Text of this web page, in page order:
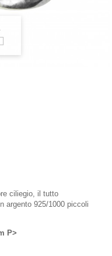
ciliegio, il tutto
argento 925/1000 piccoli
P>